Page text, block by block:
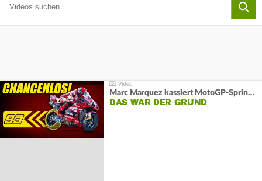
Marc Marquez kassiert MotoGP-Sprint-Schlappe:
DAS WAR DER GRUND